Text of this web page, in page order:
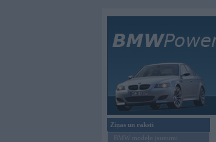
Ziņas un raksti
BMW modeļu jaunumi